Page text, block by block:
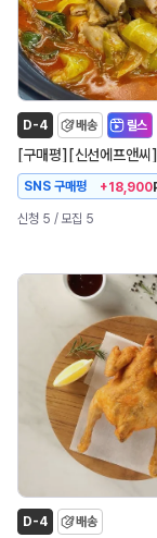
D-4 배송 릴스
[구매평] [신선에프앤씨 ]
SNS 구매평 +18,900
신청 5 / 모집 5
D-4 배송